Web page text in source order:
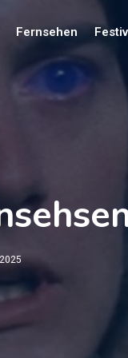
Fernsehen